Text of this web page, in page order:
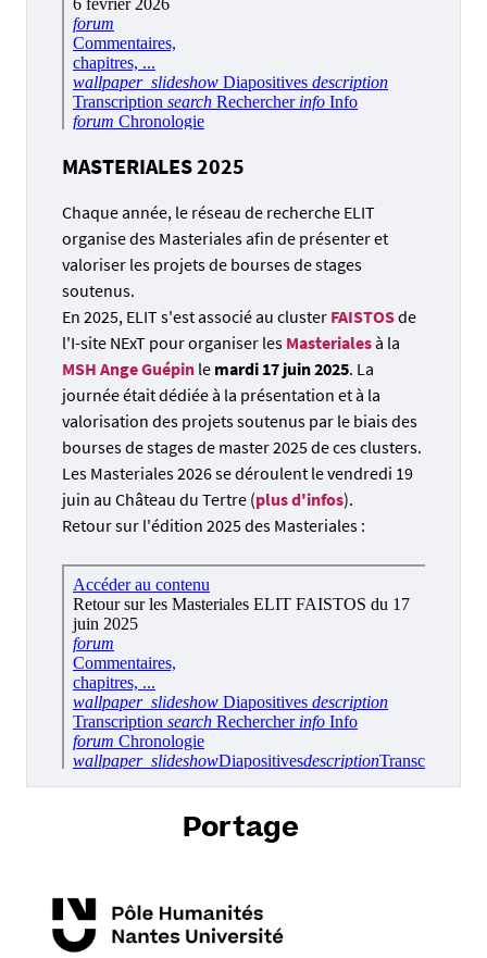
MASTERIALES 2025
Chaque année, le réseau de recherche ELIT
organise des Masteriales afin de présenter et
valoriser les projets de bourses de stages
soutenus.
En 2025, ELIT s'est associé au cluster FAISTOSde
l'I-site NExT pour organiser les Masterialesà la
MSH Ange Guépin le mardi 17 juin 2025. La
journée était dédiée à la présentation et à la
valorisation des projets soutenus par le biais des
bourses de stages de master 2025 de ces clusters.
Les Masteriales 2026 se déroulent le vendredi 19
juin au Château du Tertre (plus d'infos).
Retour sur l'édition 2025 des Masteriales :
Portage